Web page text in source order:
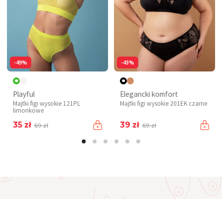
-49%
Playful
Majtki figi wysokie 121PL
limonkowe
35 zł 69 zł
-43%
Elegancki komfort
Majtki figi wysokie 201EK czarne
39 zł 69 zł